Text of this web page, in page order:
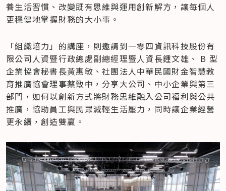
養生活習慣、改變既有思維與運用創新解方，讓每個人
更穩健地掌握財務的大小事。
「組織培力」的講座，則邀請到一零四資訊科技股份有
限公司人資暨行政總處副總經理暨人資長鍾文雄、 B 型
企業協會秘書長黃惠敏、社團法人中華民國財金智慧教
育推廣協會理事蔡致中，分享大公司、中小企業與第三
部門，如何以創新方式將財務思維融入公司福利與公共
推廣，協助員工與民眾減輕生活壓力，同時讓企業經營
更永續，創造雙贏。